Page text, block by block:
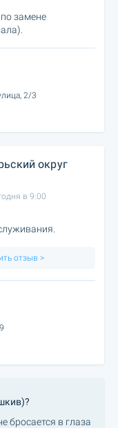
замене
2/3
округ
в 9:00
отзыв >
бросается в глаза